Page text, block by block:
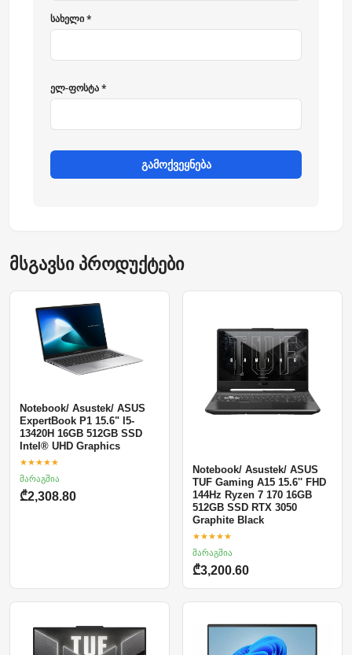
სახელი *
ელ-ფოსტა *
გამოქვეყნება
მსგავსი პროდუქტები
Notebook/ Asustek/ ASUS
ExpertBook P1 15.6" I5-
13420H 16GB 512GB SSD
Intel® UHD Graphics
★★★★★
მარაგშია
₾2,308.80
Notebook/ Asustek/ ASUS
TUF Gaming A15 15.6'' FHD
144Hz Ryzen 7 170 16GB
512GB SSD RTX 3050
Graphite Black
★★★★★
მარაგშია
₾3,200.60